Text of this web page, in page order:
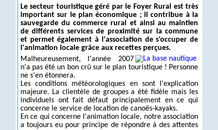
Le secteur touristique géré par le Foyer Rural est très
important sur le plan économique ; il contribue à la
sauvegarde du commerce rural et ainsi au maintien
de différents services de proximité sur la commune
et permet également à l'association de s'occuper de
l'animation locale grâce aux recettes perçues.
Malheureusement, l'année 2007
n'a pas été un bon crû sur le plan touristique ! Personne
ne s'en étonnera.
Les conditions météorologiques en sont l'explication
majeure. La clientèle de groupes a été fidèle mais les
individuels ont fait défaut principalement en ce qui
concerne le service de location de canoës-kayaks.
En ce qui concerne l'animation locale, notre association
a toujours eu pour principe de répondre à des attentes